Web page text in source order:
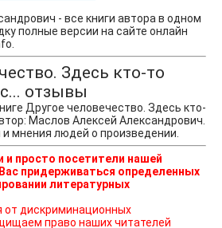
- все книги автора в одном
полные версии на сайте онлайн
Здесь кто-то
отзывы
Другое человечество. Здесь кто-
Маслов Алексей Александрович.
мнения людей о произведении.
просто посетители нашей
придерживаться определенных
литературных
от дискриминационных